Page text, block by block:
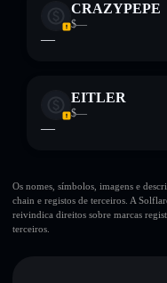
CRAZYPEPE
$—
—
EITLER
$—
—
Os nomes, símbolos, imagens e
chain e registos de terceiros. A
reivindica direitos sobre marcas
terceiros.